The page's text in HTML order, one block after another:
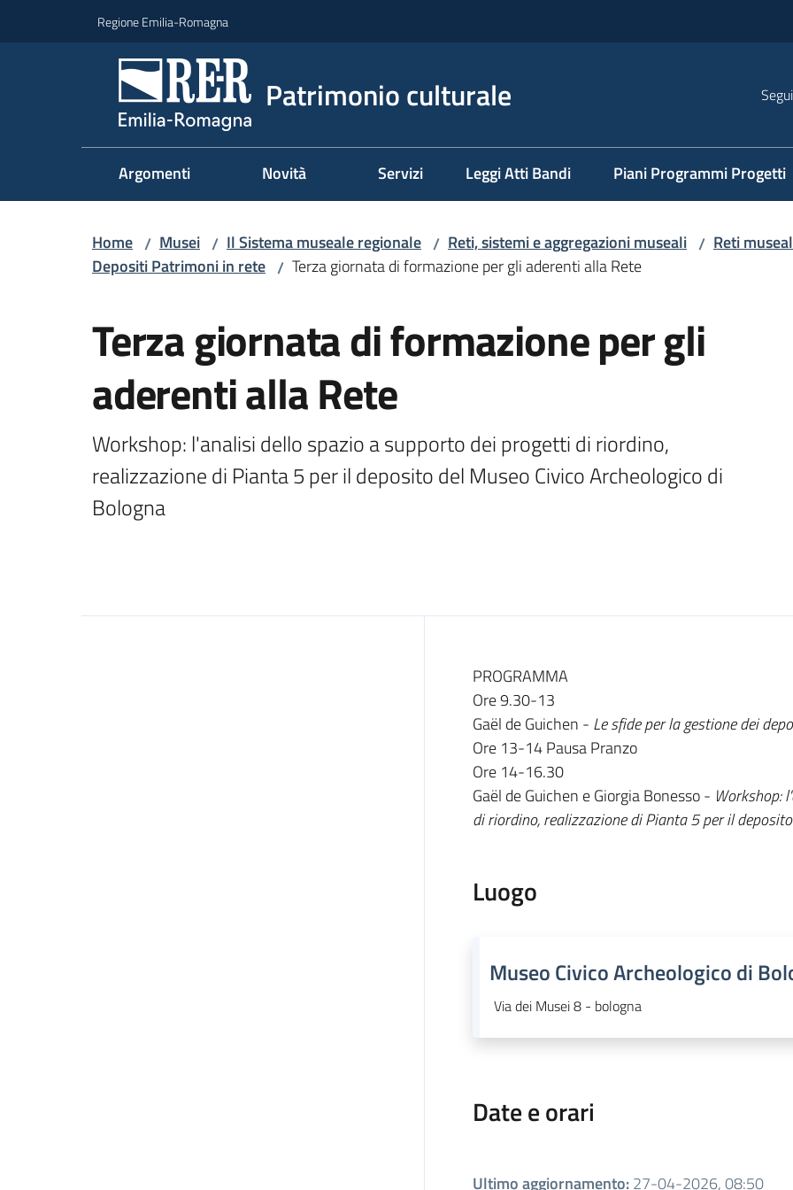
Regione Emilia-Romagna
Patrimonio culturale
Argomenti Novità Servizi Leggi Atti Bandi Piani Programmi Progetti
Home / Musei / Il Sistema museale regionale / Reti, sistemi e aggregazioni museali / Reti
Depositi Patrimoni in rete / Terza giornata di formazione per gli aderenti alla Rete
Terza giornata di formazione per gli
aderenti alla Rete
Workshop: l'analisi dello spazio a supporto dei progetti di riordino,
realizzazione di Pianta 5 per il deposito del Museo Civico Archeologico di
Bologna
Cos'è
PROGRAMMA
Ore 9.30-13
Gaël de Guichen - Le sfide per la gestione dei
Ore 13-14 Pausa Pranzo
Ore 14-16.30
Gaël de Guichen e Giorgia Bonesso - Workshop:
di riordino, realizzazione di Pianta 5 per il
Luogo
Museo Civico Archeologico di
Via dei Musei 8 - bologna
Date e orari
Ultimo aggiornamento:27-04-2026, 08:50